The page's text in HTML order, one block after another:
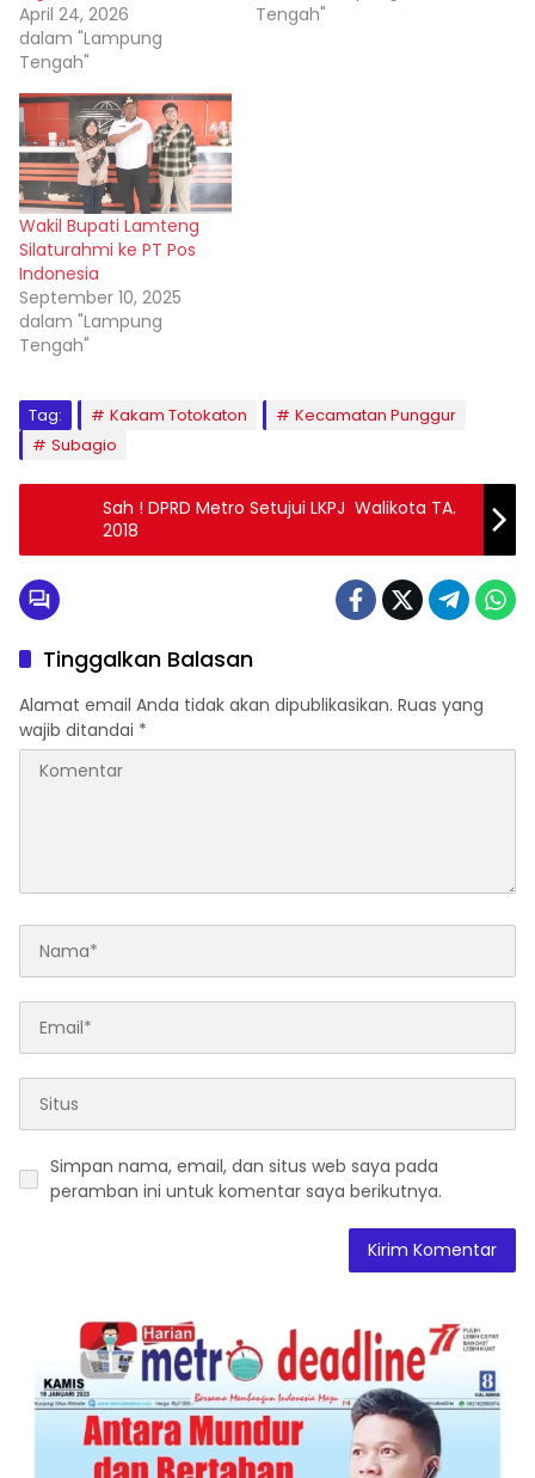
April 24, 2026
dalam "Lampung
Tengah"
Tengah"
Wakil Bupati Lamteng
Silaturahmi ke PT Pos
Indonesia
September 10, 2025
dalam "Lampung
Tengah"
Tag: Kakam Totokaton
Kecamatan Punggur
Subagio
Sah ! DPRD Metro Setujui LKPJ Walikota TA.
Tinggalkan Balasan
Alamat email Anda tidak akan dipublikasikan. Ruas yang
wajib ditandai *
Simpan nama, email, dan situs web saya pada
peramban ini untuk komentar saya berikutnya.